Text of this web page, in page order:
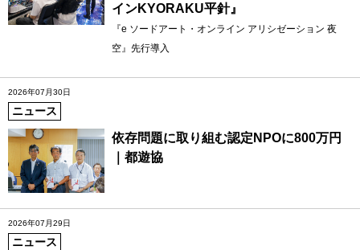
インKYORAKU平針』
『e ソードアート・オンライン アリシゼーション 夜
空』先行導入
2026年07月30日
ニュース
依存問題に取り組む認定NPOに800万円
｜都遊協
2026年07月29日
ニュース